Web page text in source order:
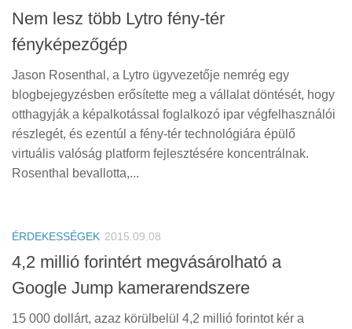
Nem lesz több Lytro fény-tér
fényképezőgép
Jason Rosenthal, a Lytro ügyvezetője nemrég egy
blogbejegyzésben erősítette meg a vállalat döntését, hogy
otthagyják a képalkotással foglalkozó ipar végfelhasználói
részlegét, és ezentúl a fény-tér technológiára épülő
virtuális valóság platform fejlesztésére koncentrálnak.
Rosenthal bevallotta,...
ÉRDEKESSÉGEK 2015.09.08
4,2 millió forintért megvásárolható a
Google Jump kamerarendszere
15 000 dollárt, azaz körülbelül 4,2 millió forintot kér a